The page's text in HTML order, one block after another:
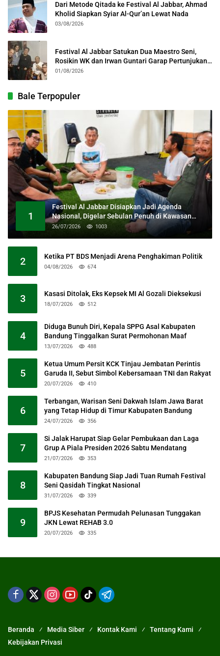
Dari Metode Qitada ke Festival Al Jabbar, Ahmad
Kholid Siapkan Syiar Al-Qur’an Lewat Nada
03/08/2026
Festival Al Jabbar Satukan Dua Maestro Seni,
Rosikin WK dan Irwan Guntari Garap Pertunjukan
Kolosal
01/08/2026
Bale Terpopuler
1
Festival Al Jabbar Disiapkan Jadi Agenda
Nasional, Digelar Sebulan Penuh di Kawasan
Masjid Raya Al Jabbar
26/07/2026 1003
2 Ketika PT BDS Menjadi Arena Penghakiman Politik
04/08/2026 674
3 Kasasi Ditolak, Eks Kepsek MI Al Gozali Dieksekusi
18/07/2026 512
4
Diduga Bunuh Diri, Kepala SPPG Asal Kabupaten
Bandung Tinggalkan Surat Permohonan Maaf
13/07/2026 488
5
Ketua Umum Persit KCK Tinjau Jembatan Perintis
Garuda II, Sebut Simbol Kebersamaan TNI dan Rakyat
20/07/2026 410
6
Terbangan, Warisan Seni Dakwah Islam Jawa Barat
yang Tetap Hidup di Timur Kabupaten Bandung
24/07/2026 356
7
Si Jalak Harupat Siap Gelar Pembukaan dan Laga
Grup A Piala Presiden 2026 Sabtu Mendatang
21/07/2026 353
8
Kabupaten Bandung Siap Jadi Tuan Rumah Festival
Seni Qasidah Tingkat Nasional
31/07/2026 339
9
BPJS Kesehatan Permudah Pelunasan Tunggakan
JKN Lewat REHAB 3.0
20/07/2026 335
Beranda Media Siber Kontak Kami
Tentang Kami
Kebijakan Privasi